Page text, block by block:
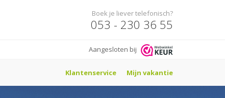
Boek je liever telefonisch?
053 - 230 36 55
Aangesloten bij
Klantenservice Mijn vakantie